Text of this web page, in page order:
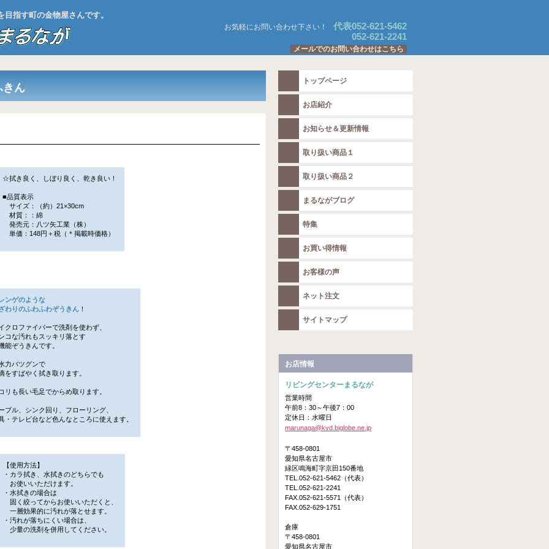
指す町の金物屋さんです。
お気軽にお問い合わせ下さい！
代表052-621-5462
052-621-2241
メールでのお問い合わせはこちら
きん
☆拭き良く、しぼり良く、乾き良い！
■品質表示
サイズ：（約）21×30cm
材質：：綿
発売元：八ツ矢工業（株）
単価：148円＋税（＊掲載時価格）
ンゲのような
りのふわふわぞうきん ！
クロファイバーで洗剤を使わず、
な汚れもスッキリ落とす
ぞうきんです。
力バツグンで
すばやく拭き取ります。
リも長い毛足でからめ取ります。
ブル、シンク回り、フローリング、
テレビ台など色んなところに使えます。
【使用方法】
・カラ拭き、水拭きのどちらでも
お使いいただけます。
・水拭きの場合は
固く絞ってからお使いいただくと、
一層効果的に汚れが落とせます。
・汚れが落ちにくい場合は、
少量の洗剤を併用してください。
トップページ
お店紹介
お知らせ＆更新情報
取り扱い商品１
取り扱い商品２
まるながブログ
特集
お買い得情報
お客様の声
ネット注文
サイトマップ
お店情報
リビングセンターまるなが
営業時間
午前8：30～午後7：00
定休日：水曜日
marunaga@kvd.biglobe.ne.jp
〒458-0801
愛知県名古屋市
緑区鳴海町字京田150番地
TEL.052-621-5462（代表）
TEL.052-621-2241
FAX.052-621-5571（代表）
FAX.052-629-1751
倉庫
〒458-0801
愛知県名古屋市